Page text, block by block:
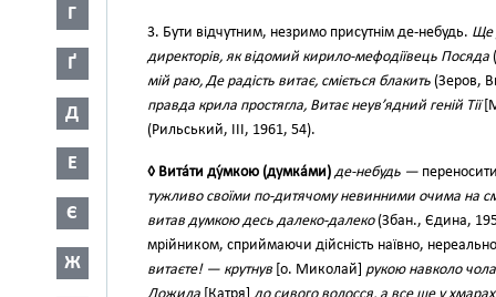
Г
Ґ
Д
Е
Є
Ж
3. Бути відчутним, незримо присутнім де-небудь. Ще
директорів, як відомий кирило-мефодіївець Посяда
мій раю, Де радість витає, сміється блакить (Зеров,
правда крила простягла, Витає неув’ядний геній Тії
(Рильський, III, 1961, 54).
◊ Вита́ти ду́мкою (думка́ми) де-небудь —
тужливо своїми по-дитячому невинними очима на
витав думкою десь далеко-далеко(Збан., Єдина,
мрійником, сприймаючи дійсність наївно,
витаєте! — крутнув [о. Миколай] рукою навколо чола